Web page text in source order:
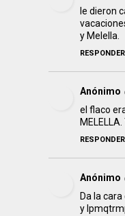
le dieron
y Melella.
RESPONDER
Anónimo
el flaco
RESPONDER
Anónimo
Da la
y